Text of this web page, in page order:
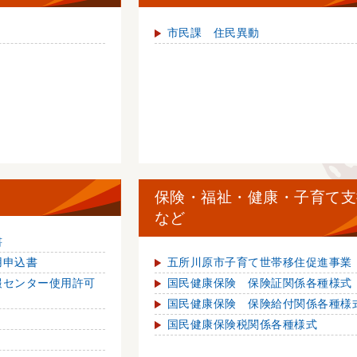
市民課 住民異動
申込書
ンター使用許可
保険・福祉・健康・子育て
など
五所川原市子育て世帯移住促進事業
国民健康保険 保険証関係各種様式
国民健康保険 保険給付関係各種様
国民健康保険税関係各種様式